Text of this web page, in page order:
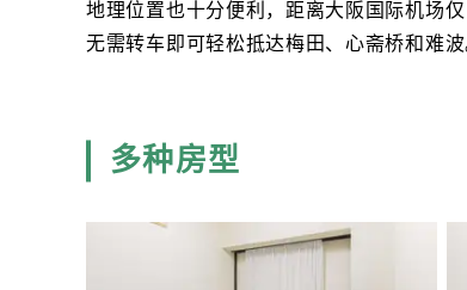
地理位置也十分便利，距离大阪国际机场仅
无需转车即可轻松抵达梅田、心斋桥和难波
多种房型